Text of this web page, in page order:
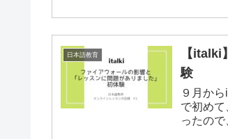
日本語教育
【
験
９月からitalki
で初めて、
ったの